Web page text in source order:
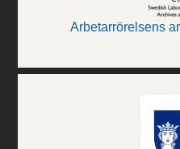
Arbetarrörelsens